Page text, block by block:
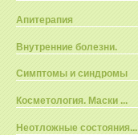
Апитерапия
Внутренние болезни.
Симптомы и синдромы
Косметология. Маски ...
Неотложные состояния...